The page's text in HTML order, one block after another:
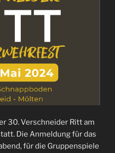
30. Verschneider Ritt am
Die Anmeldung für das
für die Gruppenspiele